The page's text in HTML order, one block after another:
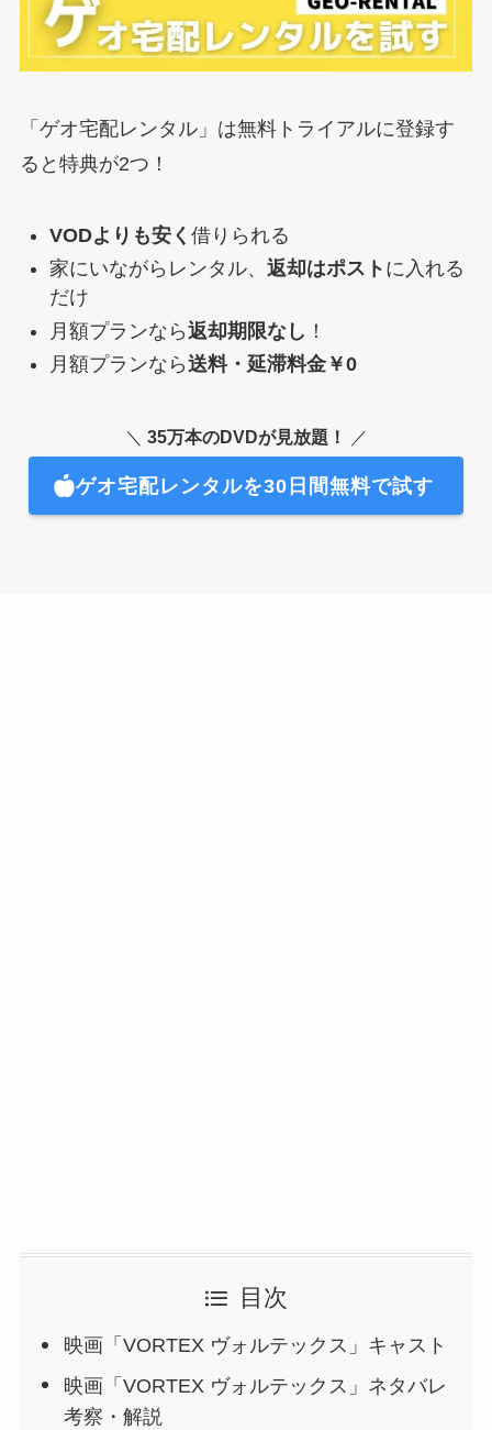
「ゲオ宅配レンタル」は無料トライアルに登録す
ると特典が2つ！
VODよりも安く 借りられる
家にいながらレンタル、 返却はポスト に入れる
だけ
月額プランなら返却期限なし ！
月額プランなら送料・延滞料金￥0
＼ 35万本のDVDが見放題！ ／
ゲオ宅配レンタルを30日間無料で試す
目次
映画「VORTEX ヴォルテックス」キャスト
映画「VORTEX ヴォルテックス」ネタバレ
考察・解説